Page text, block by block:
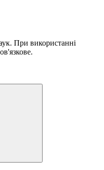
При використанні